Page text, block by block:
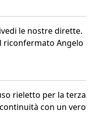
le nostre dirette.
riconfermato Angelo
rieletto per la terza
con un vero